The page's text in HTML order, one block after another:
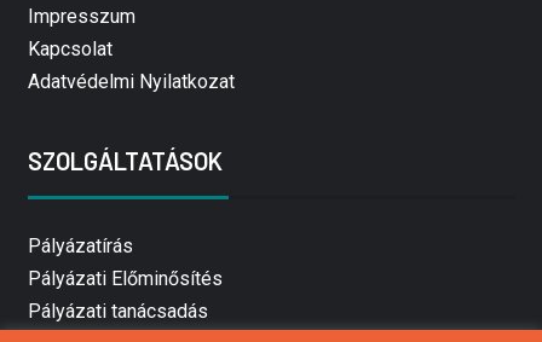
Impresszum
Kapcsolat
Adatvédelmi Nyilatkozat
SZOLGÁLTATÁSOK
Pályázatírás
Pályázati Előminősítés
Pályázati tanácsadás